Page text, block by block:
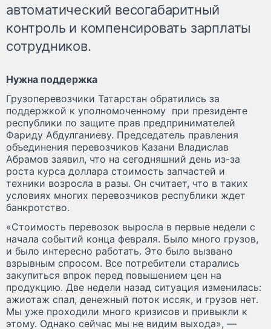
автоматический весогабаритный
контроль и компенсировать зарплаты
сотрудников.
Нужна поддержка
Грузоперевозчики Татарстан обратились за
поддержкой к уполномоченному при президенте
республики по защите прав предпринимателей
Фариду Абдулганиеву. Председатель правления
объединения перевозчиков Казани Владислав
Абрамов заявил, что на сегодняшний день из-за
роста курса доллара стоимость запчастей и
техники возросла в разы. Он считает, что в таких
условиях многих перевозчиков республики ждет
банкротство.
«Стоимость перевозок выросла в первые недели с
начала событий конца февраля. Было много грузов,
и было интересно работать. Это было вызвано
взрывным спросом. Все потребители старались
закупиться впрок перед повышением цен на
продукцию. Две недели назад ситуация изменилась:
ажиотаж спал, денежный поток иссяк, и грузов нет.
Мы уже проходили много кризисов и привыкли к
этому. Однако сейчас мы не видим выхода», —